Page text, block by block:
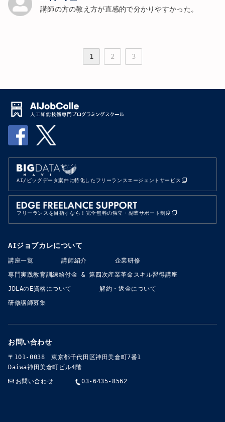
講師の方の教え方が直感的で分かりやすかった。
1 2 3
AI/ビッグデータ案件に特化したフリーランスエージェントサービス
フリーランスを目指すなら！完全無料の独立・副業サポート制度
AIジョブカレについて
講座一覧 講師紹介
企業研修
専門実践教育訓練給付金​​ & 第四次産業革命スキル習得講座
JDLAのE資格について
解約・返金について
研修講師募集
お問い合わせ
〒101-0038 東京都千代田区神田美倉町7番1
Daiwa神田美倉町ビル4階
お問い合わせ
03-6435-8562